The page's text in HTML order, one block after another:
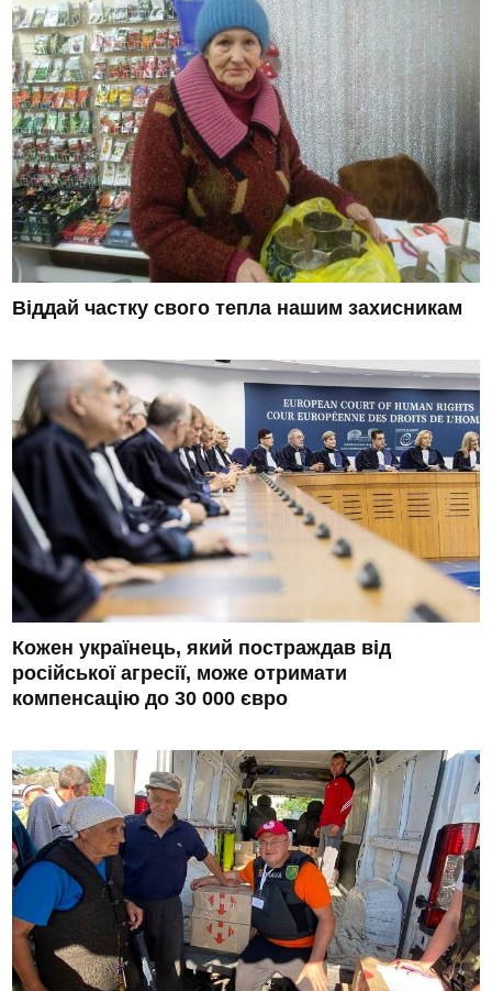
Віддай частку свого тепла нашим захисникам
Кожен українець, який постраждав від
російської агресії, може отримати
компенсацію до 30 000 євро